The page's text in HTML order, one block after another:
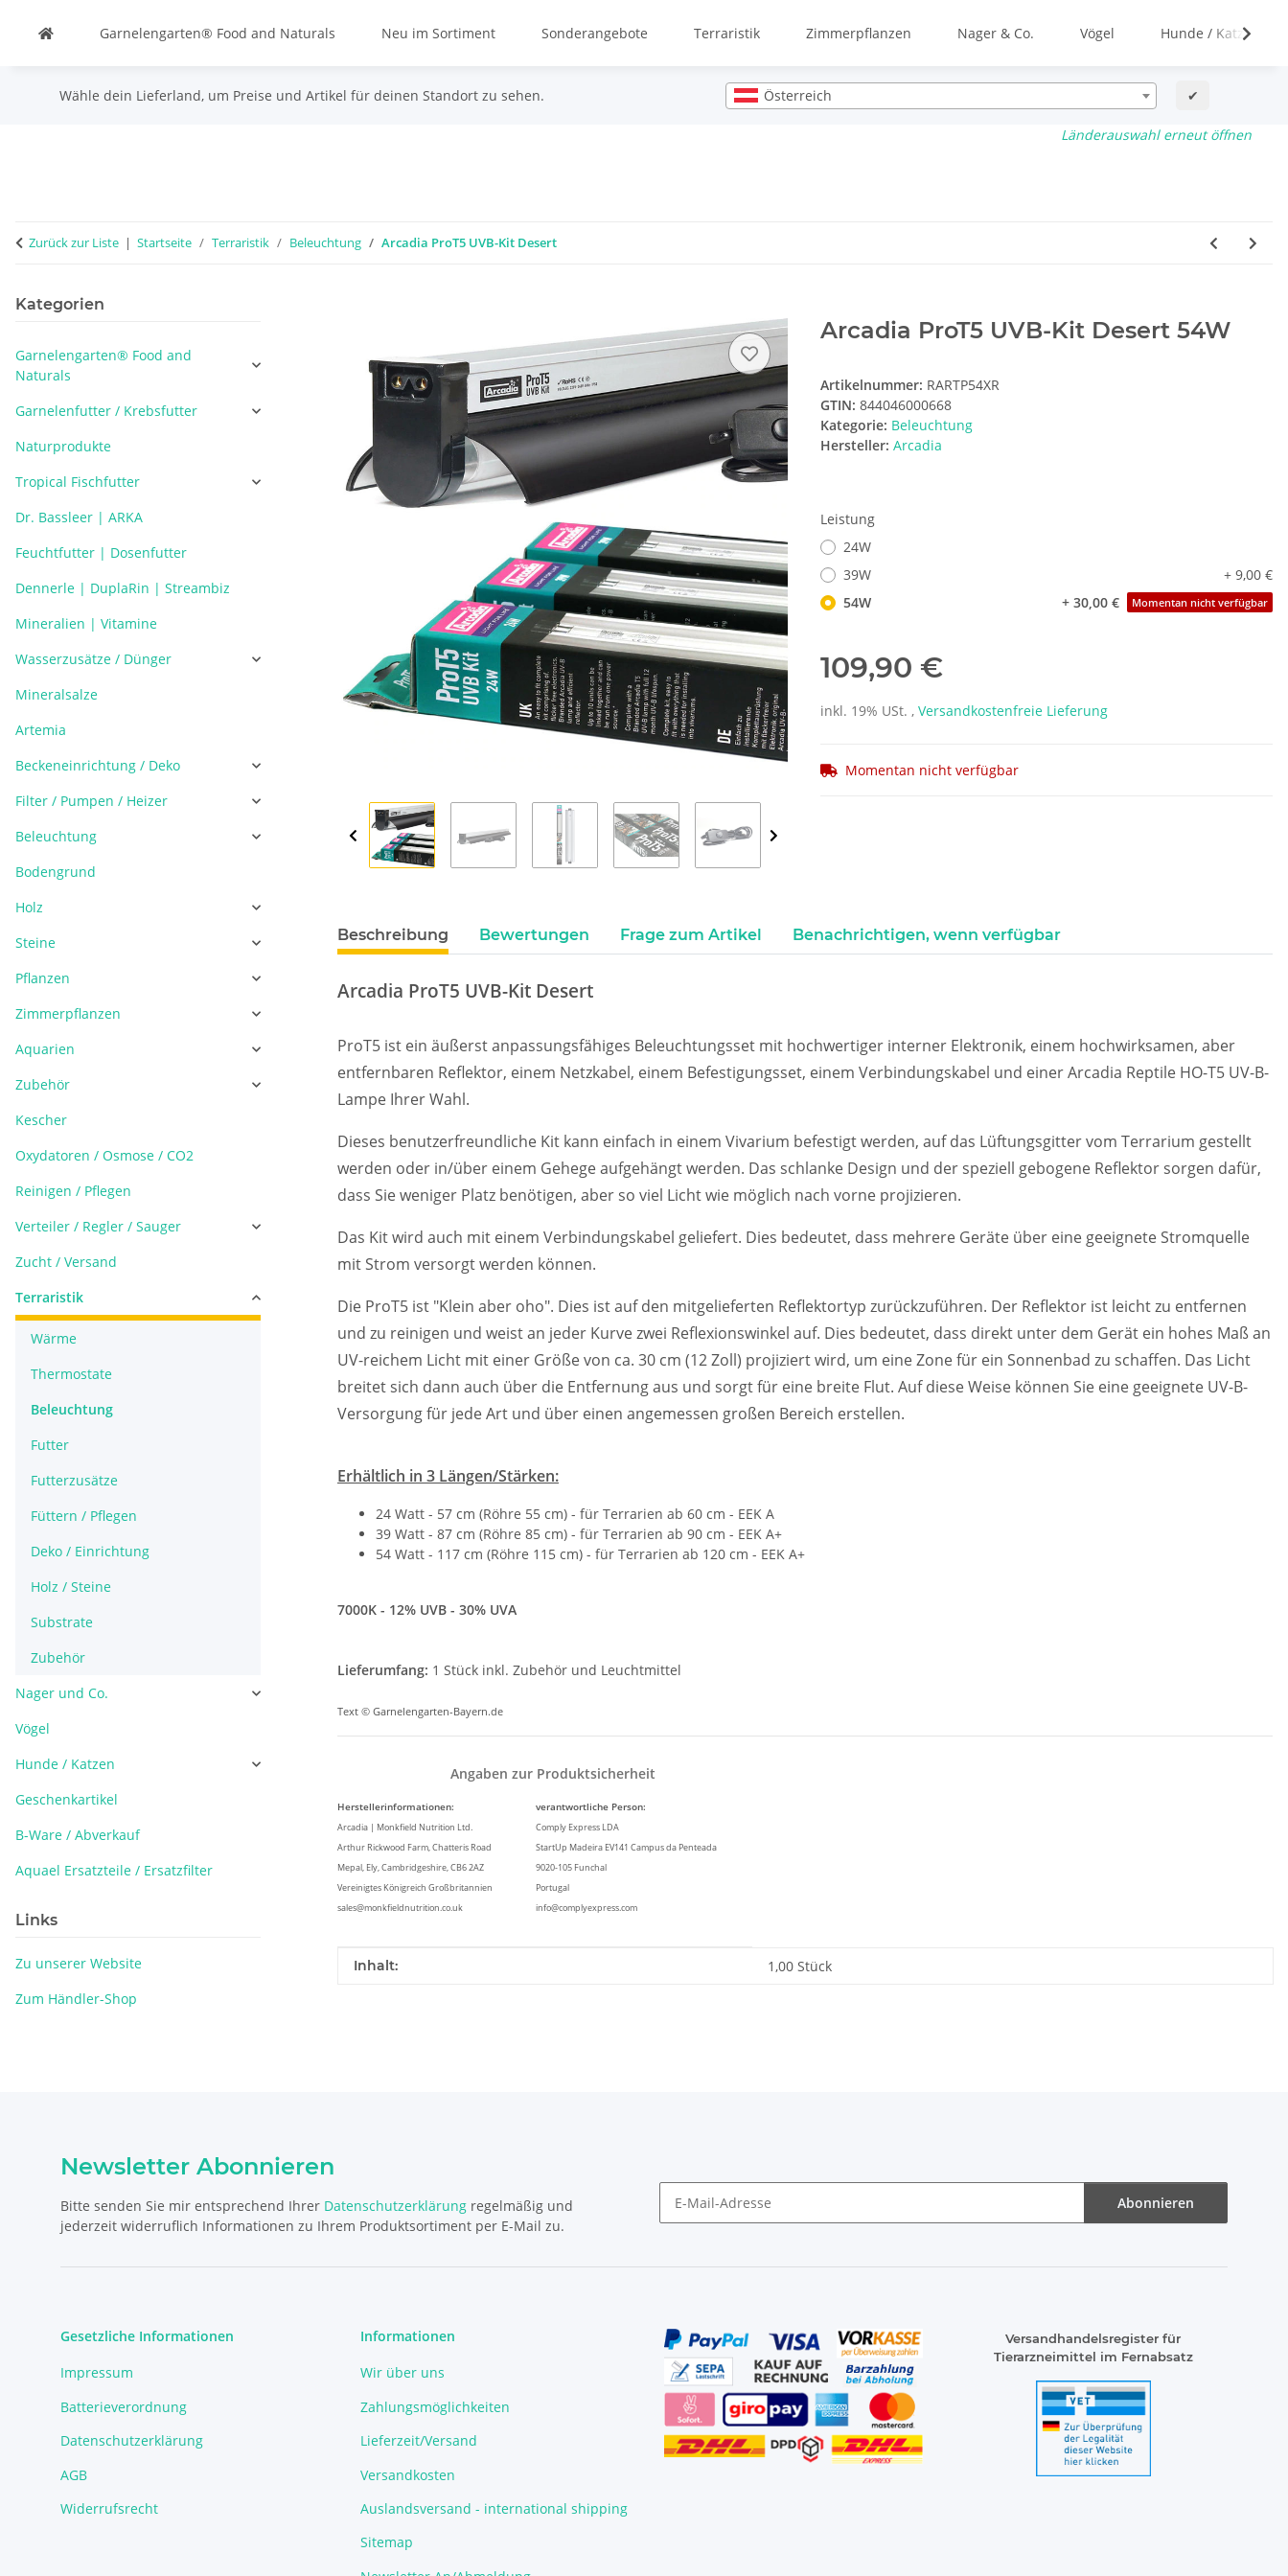
Garnelengarten® Food and Naturals Neu im Sortiment Sonderangebote Terraristik Zimmerpflanzen Nager & Co. Vögel Hunde / Katzen
Wähle dein Lieferland, um Preise und Artikel für deinen Standort zu sehen. Österreich ✔
Länderauswahl erneut öffnen
Zurück zur Liste Startseite Terraristik Beleuchtung Arcadia ProT5 UVB-Kit Desert
Arcadia ProT5 UVB-Kit Desert 54W
Artikelnummer: RARTP54XR
GTIN: 844046000668
Kategorie: Beleuchtung
Hersteller: Arcadia
Leistung
24W
39W
+ 9,00 €
54W
+ 30,00 € Momentan nicht verfügbar
109,90 €
inkl. 19% USt. , Versandkostenfreie Lieferung
Momentan nicht verfügbar
Beschreibung Bewertungen Frage zum Artikel Benachrichtigen, wenn verfügbar
Arcadia ProT5 UVB-Kit Desert
ProT5 ist ein äußerst anpassungsfähiges Beleuchtungsset mit hochwertiger interner Elektronik, einem hochwirksamen, aber
entfernbaren Reflektor, einem Netzkabel, einem Befestigungsset, einem Verbindungskabel und einer Arcadia Reptile HO-T5 UV-B-
Lampe Ihrer Wahl.
Dieses benutzerfreundliche Kit kann einfach in einem Vivarium befestigt werden, auf das Lüftungsgitter vom Terrarium gestellt
werden oder in/über einem Gehege aufgehängt werden. Das schlanke Design und der speziell gebogene Reflektor sorgen dafür,
dass Sie weniger Platz benötigen, aber so viel Licht wie möglich nach vorne projizieren.
Das Kit wird auch mit einem Verbindungskabel geliefert. Dies bedeutet, dass mehrere Geräte über eine geeignete Stromquelle
mit Strom versorgt werden können.
Die ProT5 ist "Klein aber oho". Dies ist auf den mitgelieferten Reflektortyp zurückzuführen. Der Reflektor ist leicht zu entfernen
und zu reinigen und weist an jeder Kurve zwei Reflexionswinkel auf. Dies bedeutet, dass direkt unter dem Gerät ein hohes Maß an
UV-reichem Licht mit einer Größe von ca. 30 cm (12 Zoll) projiziert wird, um eine Zone für ein Sonnenbad zu schaffen. Das Licht
breitet sich dann auch über die Entfernung aus und sorgt für eine breite Flut. Auf diese Weise können Sie eine geeignete UV-B-
Versorgung für jede Art und über einen angemessen großen Bereich erstellen.
Erhältlich in 3 Längen/Stärken:
24 Watt - 57 cm (Röhre 55 cm) - für Terrarien ab 60 cm - EEK A
39 Watt - 87 cm (Röhre 85 cm) - für Terrarien ab 90 cm - EEK A+
54 Watt - 117 cm (Röhre 115 cm) - für Terrarien ab 120 cm - EEK A+
7000K - 12% UVB - 30% UVA
Lieferumfang: 1 Stück inkl. Zubehör und Leuchtmittel
Text © Garnelengarten-Bayern.de
Angaben zur Produktsicherheit
Herstellerinformationen: verantwortliche Person:
Arcadia | Monkfield Nutrition Ltd.
Comply Express LDA
Arthur Rickwood Farm, Chatteris Road
StartUp Madeira EV141 Campus da Penteada
Mepal, Ely, Cambridgeshire, CB6 2AZ
9020-105 Funchal
Vereinigtes Königreich Großbritannien
Portugal
sales@monkfieldnutrition.co.uk
info@complyexpress.com
Produkteigenschaft
Wert
Inhalt: 1,00 Stück
Kategorien
Garnelengarten® Food and
Naturals
Garnelenfutter / Krebsfutter
Naturprodukte
Tropical Fischfutter
Dr. Bassleer | ARKA
Feuchtfutter | Dosenfutter
Dennerle | DuplaRin | Streambiz
Mineralien | Vitamine
Wasserzusätze / Dünger
Mineralsalze
Artemia
Beckeneinrichtung / Deko
Filter / Pumpen / Heizer
Beleuchtung
Bodengrund
Holz
Steine
Pflanzen
Zimmerpflanzen
Aquarien
Zubehör
Kescher
Oxydatoren / Osmose / CO2
Reinigen / Pflegen
Verteiler / Regler / Sauger
Zucht / Versand
Terraristik
Wärme
Thermostate
Beleuchtung
Futter
Futterzusätze
Füttern / Pflegen
Deko / Einrichtung
Holz / Steine
Substrate
Zubehör
Nager und Co.
Vögel
Hunde / Katzen
Geschenkartikel
B-Ware / Abverkauf
Aquael Ersatzteile / Ersatzfilter
Links
Zu unserer Website
Zum Händler-Shop
Newsletter Abonnieren
Bitte senden Sie mir entsprechend Ihrer Datenschutzerklärung regelmäßig und
jederzeit widerruflich Informationen zu Ihrem Produktsortiment per E-Mail zu.
Abonnieren
Gesetzliche Informationen
Impressum
Batterieverordnung
Datenschutzerklärung
AGB
Widerrufsrecht
Informationen
Wir über uns
Zahlungsmöglichkeiten
Lieferzeit/Versand
Versandkosten
Auslandsversand - international shipping
Sitemap
Versandhandelsregister für
Tierarzneimittel im Fernabsatz